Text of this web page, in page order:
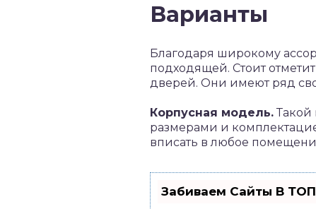
Варианты
Благодаря широкому
подходящей. Стоит
дверей. Они имеют ряд
Корпусная модель. Такой
размерами и
вписать в любое
Забиваем Сайты В